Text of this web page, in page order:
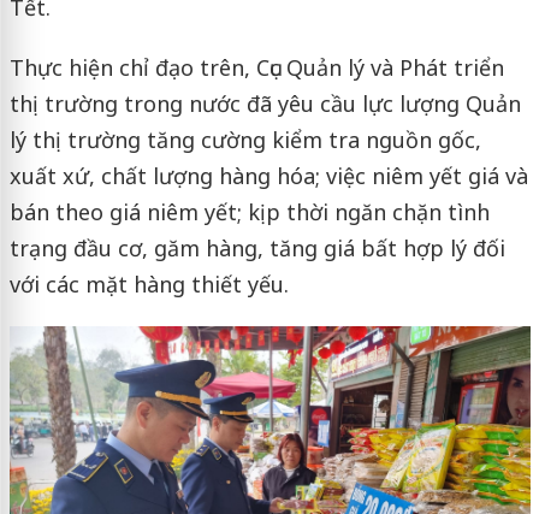
Tết.
Thực hiện chỉ đạo trên, Cục Quản lý và Phát triển
thị trường trong nước đã yêu cầu lực lượng Quản
lý thị trường tăng cường kiểm tra nguồn gốc,
xuất xứ, chất lượng hàng hóa; việc niêm yết giá và
bán theo giá niêm yết; kịp thời ngăn chặn tình
trạng đầu cơ, găm hàng, tăng giá bất hợp lý đối
với các mặt hàng thiết yếu.